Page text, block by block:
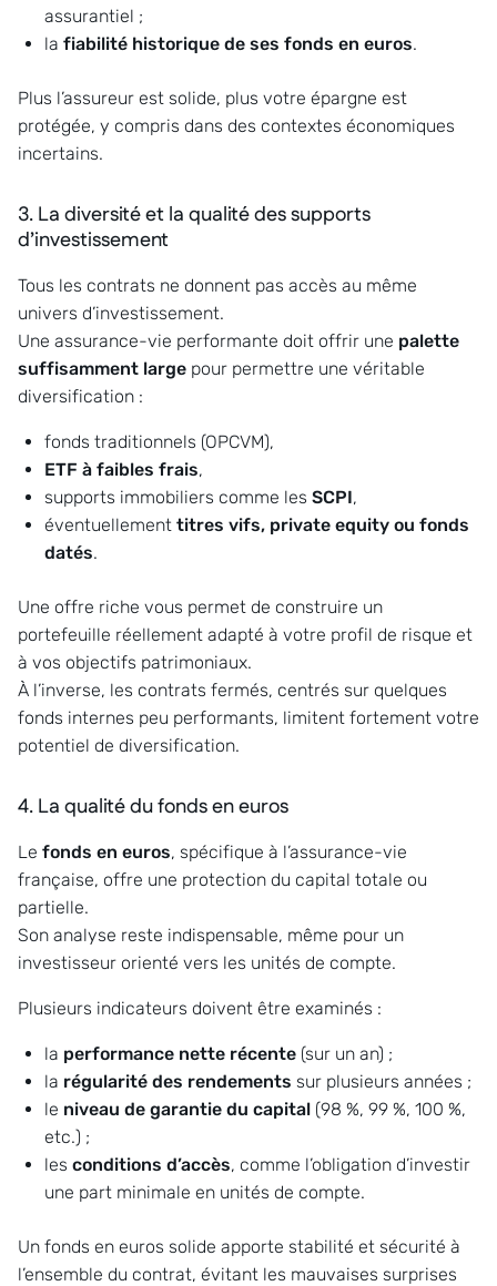
assurantiel ;
la fiabilité historique de ses fonds en euros.
Plus l’assureur est solide, plus votre épargne est
protégée, y compris dans des contextes économiques
incertains.
3. La diversité et la qualité des supports
d’investissement
Tous les contrats ne donnent pas accès au même
univers d’investissement.
Une assurance-vie performante doit offrir une palette
suffisamment large pour permettre une véritable
diversification :
fonds traditionnels (OPCVM),
ETF à faibles frais,
supports immobiliers comme les SCPI,
éventuellement titres vifs, private equity ou fonds
datés.
Une offre riche vous permet de construire un
portefeuille réellement adapté à votre profil de risque et
à vos objectifs patrimoniaux.
À l’inverse, les contrats fermés, centrés sur quelques
fonds internes peu performants, limitent fortement votre
potentiel de diversification.
4. La qualité du fonds en euros
Le fonds en euros, spécifique à l’assurance-vie
française, offre une protection du capital totale ou
partielle.
Son analyse reste indispensable, même pour un
investisseur orienté vers les unités de compte.
Plusieurs indicateurs doivent être examinés :
la performance nette récente (sur un an) ;
la régularité des rendements sur plusieurs années ;
le niveau de garantie du capital (98 %, 99 %, 100 %,
etc.) ;
les conditions d’accès, comme l’obligation d’investir
une part minimale en unités de compte.
Un fonds en euros solide apporte stabilité et sécurité à
l’ensemble du contrat, évitant les mauvaises surprises